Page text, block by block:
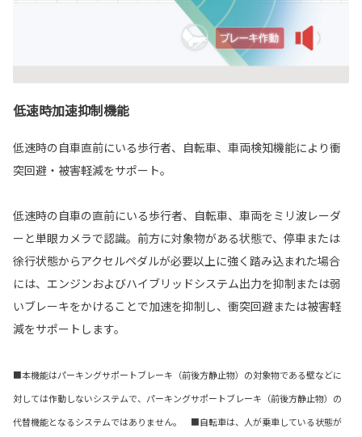
低速時加速抑制機能
低速時の自車直前にいる歩行者、自転車、車両検知機能により衝
突回避・被害軽減をサポート。
低速時の自車の直前にいる歩行者、自転車、車両をミリ波レーダ
ーと単眼カメラで認識。前方に対象物がある状態で、停車または
徐行状態からアクセルペダルが必要以上に強く踏み込まれた場合
には、エンジンおよびハイブリッドシステム出力を抑制または弱
いブレーキをかけることで加速を抑制し、衝突回避または被害軽
減をサポートします。
■本機能はパーキングサポートブレーキ（前後方静止物）の対象物である壁などに
対しては作動しないシステムで、パーキングサポートブレーキ（前後方静止物）の
代替機能となるシステムではありません。 ■自転車は、人が乗車している状態が